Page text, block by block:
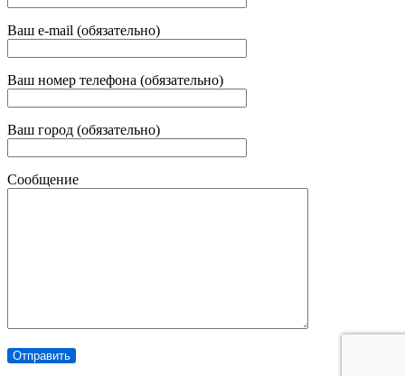
Ваш e-mail (обязательно)
Ваш номер телефона (обязательно)
Ваш город (обязательно)
Сообщение